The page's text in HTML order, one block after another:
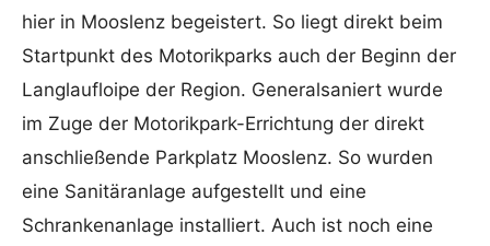
hier in Mooslenz begeistert. So liegt direkt beim
Startpunkt des Motorikparks auch der Beginn der
Langlaufloipe der Region. Generalsaniert wurde
im Zuge der Motorikpark-Errichtung der direkt
anschließende Parkplatz Mooslenz. So wurden
eine Sanitäranlage aufgestellt und eine
Schrankenanlage installiert. Auch ist noch eine